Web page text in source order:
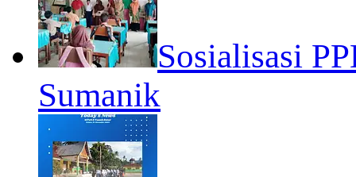
Sosialisasi
Sumanik